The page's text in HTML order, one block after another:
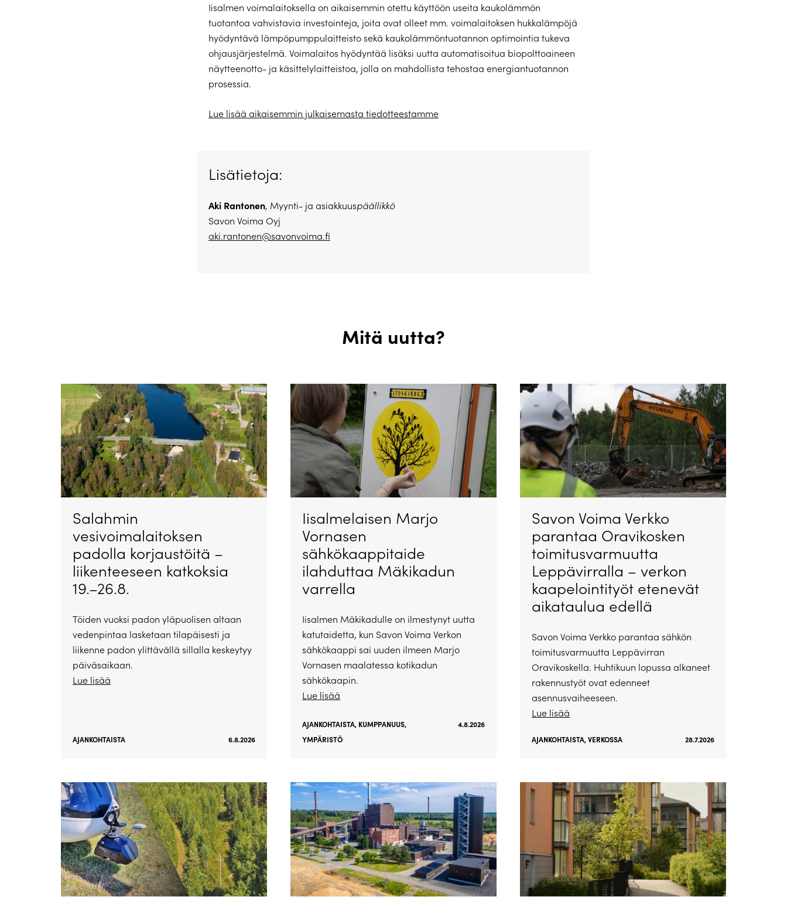
Iisalmen voimalaitoksella on aikaisemmin otettu käyttöön useita kaukolämmön
tuotantoa vahvistavia investointeja, joita ovat olleet mm. voimalaitoksen hukkalämpöjä
hyödyntävä lämpöpumppulaitteisto sekä kaukolämmöntuotannon optimointia tukeva
ohjausjärjestelmä. Voimalaitos hyödyntää lisäksi uutta automatisoitua biopolttoaineen
näytteenotto- ja käsittelylaitteistoa, jolla on mahdollista tehostaa energiantuotannon
prosessia.
Lue lisää aikaisemmin julkaisemasta tiedotteestamme
Lisätietoja:
Aki Rantonen, Myynti- ja asiakkuuspäällikkö
Savon Voima Oyj
aki.rantonen@savonvoima.fi
Mitä uutta?
Salahmin
vesivoimalaitoksen
padolla korjaustöitä –
liikenteeseen katkoksia
19.–26.8.
Töiden vuoksi padon yläpuolisen altaan
vedenpintaa lasketaan tilapäisesti ja
liikenne padon ylittävällä sillalla keskeytyy
päiväsaikaan.
Lue lisää
AJANKOHTAISTA 6.8.2026
Iisalmelaisen Marjo
Vornasen
sähkökaappitaide
ilahduttaa Mäkikadun
varrella
Iisalmen Mäkikadulle on ilmestynyt uutta
katutaidetta, kun Savon Voima Verkon
sähkökaappi sai uuden ilmeen Marjo
Vornasen maalatessa kotikadun
sähkökaapin.
Lue lisää
AJANKOHTAISTA, KUMPPANUUS,
YMPÄRISTÖ
4.8.2026
Savon Voima Verkko
parantaa Oravikosken
toimitusvarmuutta
Leppävirralla – verkon
kaapelointityöt etenevät
aikataulua edellä
Savon Voima Verkko parantaa sähkön
toimitusvarmuutta Leppävirran
Oravikoskella. Huhtikuun lopussa alkaneet
rakennustyöt ovat edenneet
asennusvaiheeseen.
Lue lisää
AJANKOHTAISTA,VERKOSSA 28.7.2026